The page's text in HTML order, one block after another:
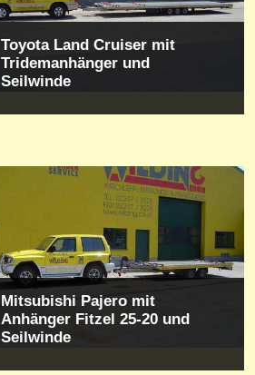
Toyota Land Cruiser mit
Tridemanhänger und
Seilwinde
Mitsubishi Pajero mit
Anhänger Fitzel 25-20 und
Seilwinde